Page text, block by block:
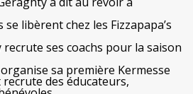
se libèrent chez les Fizzapapa’s
recrute ses coachs pour la saison
sa première Kermesse
des éducateurs,